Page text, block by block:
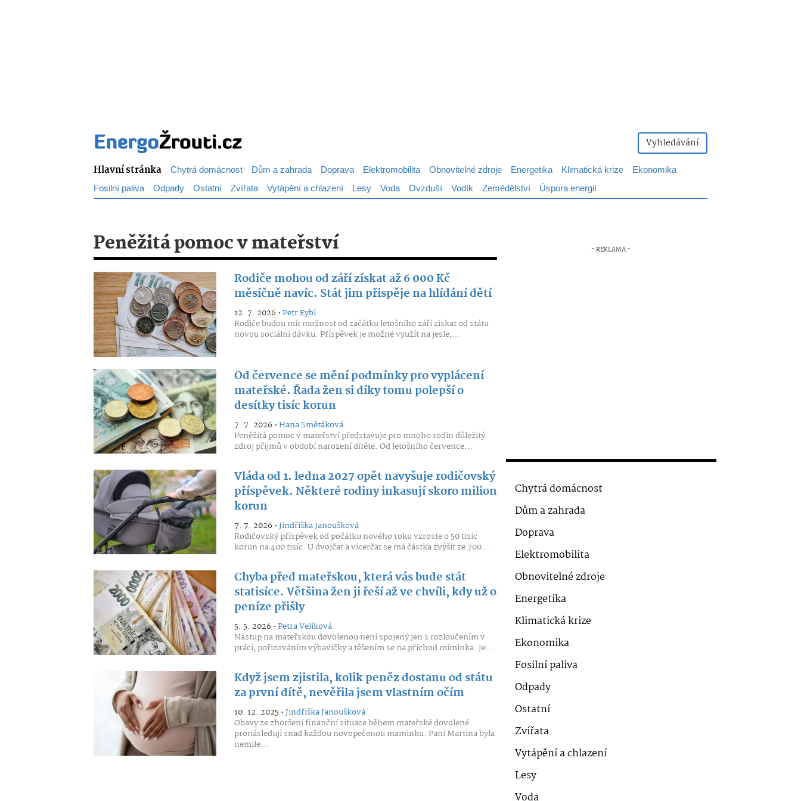
Vyhledávání
Hlavní stránka Chytrá domácnost Dům a zahrada Doprava Elektromobilita Obnovitelné zdroje Energetika Klimatická krize
Ekonomika
Fosilní paliva Odpady Ostatní Zvířata Vytápění a chlazení Lesy Voda Ovzduší Vodík Zemědělství Úspora energií
Peněžitá pomoc v mateřství
Rodiče mohou od září získat až 6 000 Kč
měsíčně navíc. Stát jim přispěje na hlídání dětí
12. 7. 2026 •Petr Eybl
Rodiče budou mít možnost od začátku letošního září získat od státu
novou sociální dávku. Příspěvek je možné využít na jesle,...
Od července se mění podmínky pro vyplácení
mateřské. Řada žen si díky tomu polepší o
desítky tisíc korun
7. 7. 2026 •Hana Smětáková
Peněžitá pomoc v mateřství představuje pro mnoho rodin důležitý
zdroj příjmů v období narození dítěte. Od letošního července...
Vláda od 1. ledna 2027 opět navyšuje rodičovský
příspěvek. Některé rodiny inkasují skoro milion
korun
7. 7. 2026 •Jindřiška Janoušková
Rodičovský příspěvek od počátku nového roku vzroste o 50 tisíc
korun na 400 tisíc. U dvojčat a vícerčat se má částka zvýšit ze 700...
Chyba před mateřskou, která vás bude stát
statisíce. Většina žen ji řeší až ve chvíli, kdy už o
peníze přišly
5. 5. 2026 •Petra Velíková
Nástup na mateřskou dovolenou není spojený jen s rozloučením v
práci, pořizováním výbavičky a těšením se na příchod miminka. Je...
Když jsem zjistila, kolik peněz dostanu od státu
za první dítě, nevěřila jsem vlastním očím
10. 12. 2025 •Jindřiška Janoušková
Obavy ze zhoršení finanční situace během mateřské dovolené
pronásledují snad každou novopečenou maminku. Paní Martina byla
nemile...
Chytrá domácnost
Dům a zahrada
Doprava
Elektromobilita
Obnovitelné zdroje
Energetika
Klimatická krize
Ekonomika
Fosilní paliva
Odpady
Ostatní
Zvířata
Vytápění a chlazení
Lesy
Voda